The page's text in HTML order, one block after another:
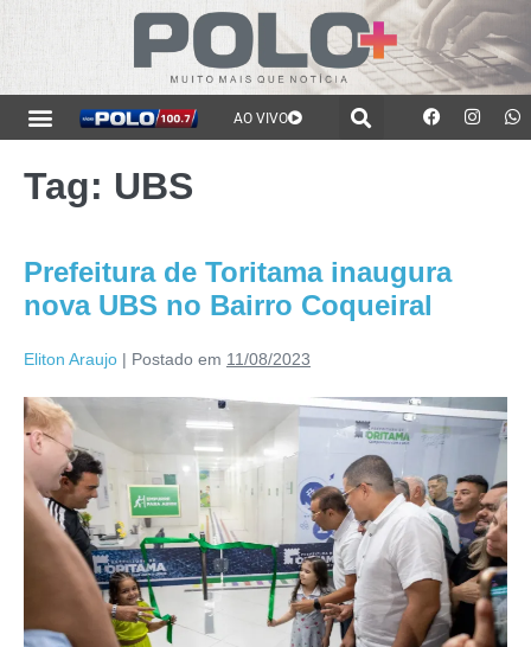
AO VIVO
Tag: UBS
Prefeitura de Toritama inaugura
nova UBS no Bairro Coqueiral
Eliton Araujo | Postado em 11/08/2023